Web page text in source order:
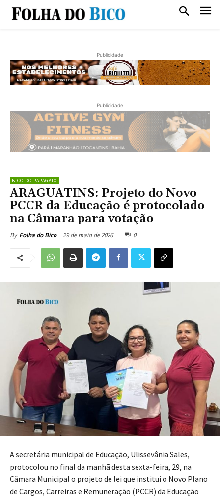
Publicidade
Publicidade
BICO DO PAPAGAIO
ARAGUATINS: Projeto do Novo
PCCR da Educação é protocolado
na Câmara para votação
By Folha do Bico 29 de maio de 2026 0
A secretária municipal de Educação, Ulissevânia Sales,
protocolou no final da manhã desta sexta-feira, 29, na
Câmara Municipal o projeto de lei que institui o Novo Plano
de Cargos, Carreiras e Remuneração (PCCR) da Educação